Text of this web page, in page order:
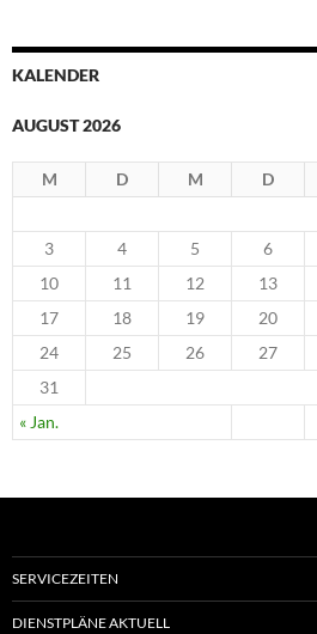
KALENDER
AUGUST 2026
M D M D
« Jan.
3
4 5 6
10
11 12 13
17
18 19 20
24
25 26 27
31
SERVICEZEITEN
DIENSTPLÄNE AKTUELL